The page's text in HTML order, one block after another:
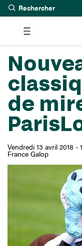
Rechercher
de
Vendredi 13 avril 2018 -
France Galop